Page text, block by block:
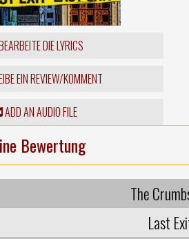
DIE LYRICS
EIN REVIEW/KOMMENT
ADD AN AUDIO FILE
Bewertung
The
Last